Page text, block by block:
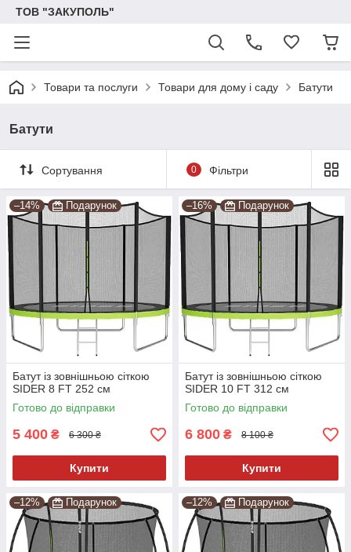
ТОВ "ЗАКУПОЛЬ"
Товари та послуги Товари для дому і саду Батути
Батути
Сортування 0 Фільтри
–14% Подарунок
Батут із зовнішньою сіткою
SIDER 8 FT 252 см
Готово до відправки
5 400 ₴ 6 300 ₴
Купити
–16% Подарунок
Батут із зовнішньою сіткою
SIDER 10 FT 312 см
Готово до відправки
6 800 ₴ 8 100 ₴
Купити
–12% Подарунок –12% Подарунок